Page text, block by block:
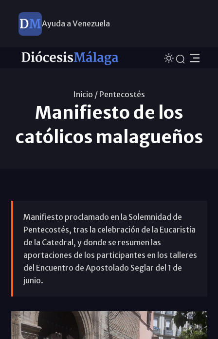
Ayuda a Venezuela
Inicio / Pentecostés
Manifiesto de los
católicos malagueños
Manifiesto proclamado en la Solemnidad de
Pentecostés, tras la celebración de la Eucaristía
de la Catedral, y donde se resumen las
aportaciones de los participantes en los talleres
del Encuentro de Apostolado Seglar del 1 de
junio.